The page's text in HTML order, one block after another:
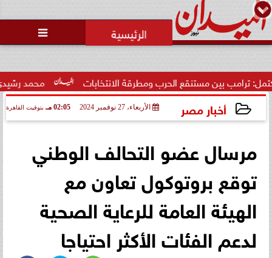

محمد رشيدي: لقاء بين مستنقع الحرب ومطرقة الانتخابات
أخبار مصر الأربعاء، 27 نوفمبر 2024 02:05 مـ بتوقيت القاهرة
مرسال عضو التحالف الوطني
توقع بروتوكول تعاون مع
الهيئة العامة للرعاية الصحية
لدعم الفئات الأكثر احتياجا